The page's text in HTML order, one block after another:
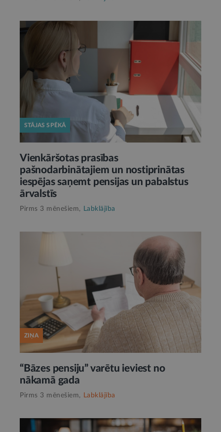
STĀJAS SPĒKĀ
Vienkāršotas prasības
pašnodarbinātajiem un nostiprinātas
iespējas saņemt pensijas un pabalstus
ārvalstīs
Pirms 3 mēnešiem, Labklājība
ZIŅA
“Bāzes pensiju” varētu ieviest no
nākamā gada
Pirms 3 mēnešiem, Labklājība